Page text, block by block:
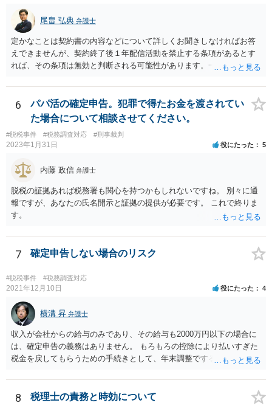
尾畠 弘典 弁護士
定かなことは契約書の内容などについて詳しくお聞きしなければお答
えできませんが、契約終了後１年配信活動を禁止する条項があるとす
れば、その条項は無効と判断される可能性があります。一度実際に弁
した方がよろしいかと存じます。
6
パパ活の確定申告。犯罪で得たお金を渡されてい
た場合について相談させてください。
#脱税事件 #税務調査対応 #刑事裁判
2023年1月31日 役にたった 5
内藤 政信 弁護士
脱税の証拠あれば税務署も関心を持つかもしれないですね。 別々に通
報ですが、あなたの氏名開示と証拠の提供が必要です。 これで終りま
す。
7 確定申告しない場合のリスク
#脱税事件 #税務調査対応
2021年12月10日 役にたった 4
横溝 昇 弁護士
収入が会社からの給与のみであり、その給与も2000万円以下の場合に
は、確定申告の義務はありません。 もろもろの控除により払いすぎた
税金を戻してもらうための手続きとして、年末調整でするのか、確定
する義務がある場合で確定申告をしなかった場合には、税務署の調査
等があり、本来払うべき税金にプラスして加算税の処分を科される場
8 税理士の責務と時効について